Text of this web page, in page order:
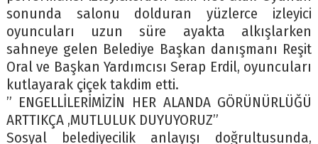
sonunda salonu dolduran yüzlerce izleyici
oyuncuları uzun süre ayakta alkışlarken
sahneye gelen Belediye Başkan danışmanı Reşit
Oral ve Başkan Yardımcısı Serap Erdil, oyuncuları
kutlayarak çiçek takdim etti.
” ENGELLİLERİMİZİN HER ALANDA GÖRÜNÜRLÜĞÜ
ARTTIKÇA ,MUTLULUK DUYUYORUZ”
Sosyal belediyecilik anlayışı doğrultusunda,